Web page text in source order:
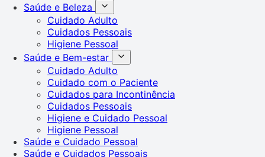
Saúde e Beleza
Cuidado Adulto
Cuidados Pessoais
Higiene Pessoal
Saúde e Bem-estar
Cuidado Adulto
Cuidado com o Paciente
Cuidados para Incontinência
Cuidados Pessoais
Higiene e Cuidado Pessoal
Higiene Pessoal
Saúde e Cuidado Pessoal
Saúde e Cuidados Pessoais